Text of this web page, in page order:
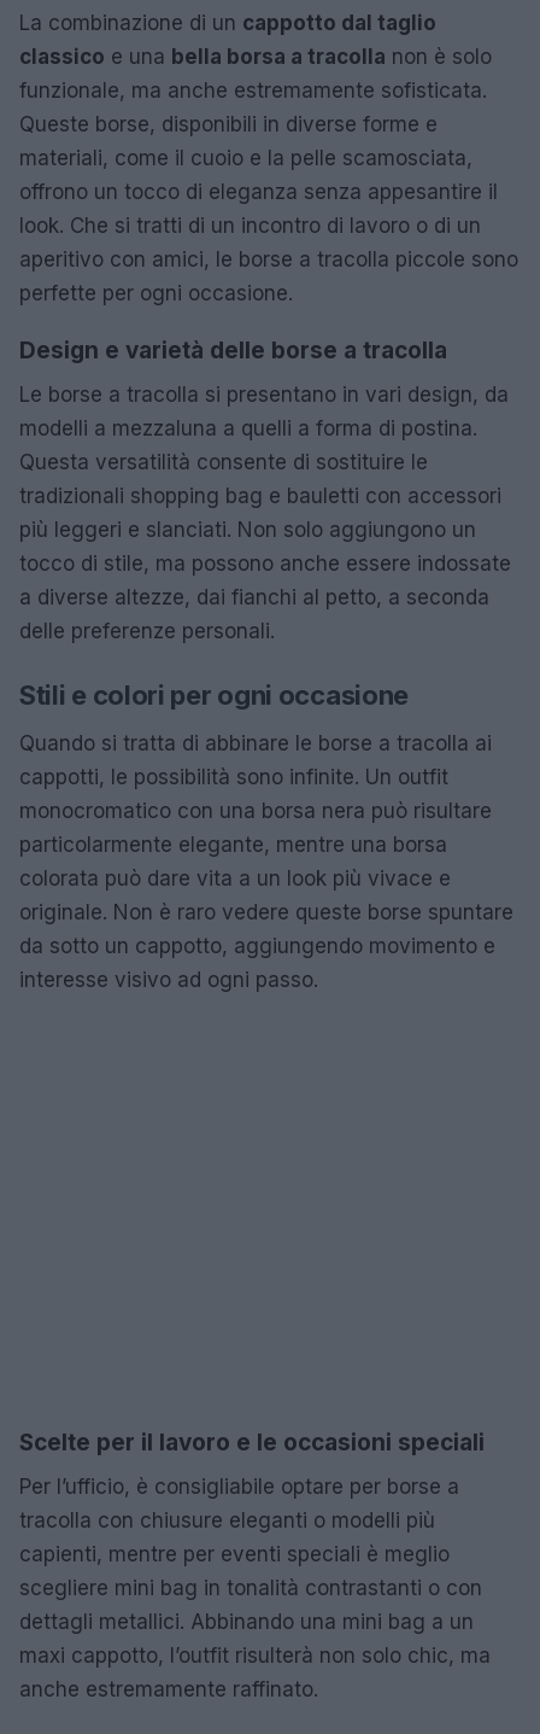
La combinazione di un cappotto dal taglio
classico e una bella borsa a tracolla non è solo
funzionale, ma anche estremamente sofisticata.
Queste borse, disponibili in diverse forme e
materiali, come il cuoio e la pelle scamosciata,
offrono un tocco di eleganza senza appesantire il
look. Che si tratti di un incontro di lavoro o di un
aperitivo con amici, le borse a tracolla piccole sono
perfette per ogni occasione.
Design e varietà delle borse a tracolla
Le borse a tracolla si presentano in vari design, da
modelli a mezzaluna a quelli a forma di postina.
Questa versatilità consente di sostituire le
tradizionali shopping bag e bauletti con accessori
più leggeri e slanciati. Non solo aggiungono un
tocco di stile, ma possono anche essere indossate
a diverse altezze, dai fianchi al petto, a seconda
delle preferenze personali.
Stili e colori per ogni occasione
Quando si tratta di abbinare le borse a tracolla ai
cappotti, le possibilità sono infinite. Un outfit
monocromatico con una borsa nera può risultare
particolarmente elegante, mentre una borsa
colorata può dare vita a un look più vivace e
originale. Non è raro vedere queste borse spuntare
da sotto un cappotto, aggiungendo movimento e
interesse visivo ad ogni passo.
Scelte per il lavoro e le occasioni speciali
Per l’ufficio, è consigliabile optare per borse a
tracolla con chiusure eleganti o modelli più
capienti, mentre per eventi speciali è meglio
scegliere mini bag in tonalità contrastanti o con
dettagli metallici. Abbinando una mini bag a un
maxi cappotto, l’outfit risulterà non solo chic, ma
anche estremamente raffinato.